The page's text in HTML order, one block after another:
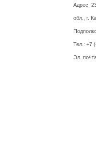
Адрес:
обл., г.
Тел.: +7
Эл.